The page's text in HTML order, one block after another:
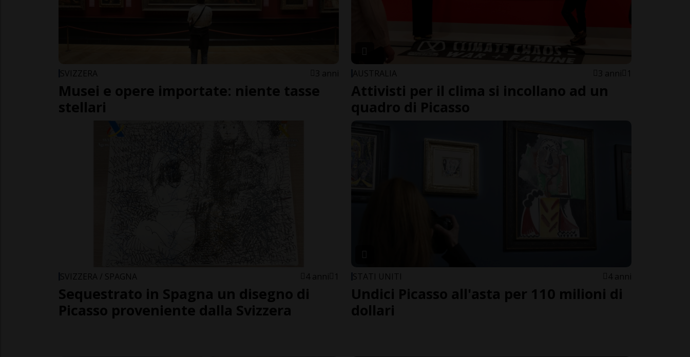
SVIZZERA 3 anni
Musei e opere importate: niente tasse
stellari
AUSTRALIA 3 anni 1
Attivisti per il clima si incollano ad un
quadro di Picasso
SVIZZERA / SPAGNA 4 anni 1
Sequestrato in Spagna un disegno di
Picasso proveniente dalla Svizzera
STATI UNITI 4 anni
Undici Picasso all'asta per 110 milioni di
dollari